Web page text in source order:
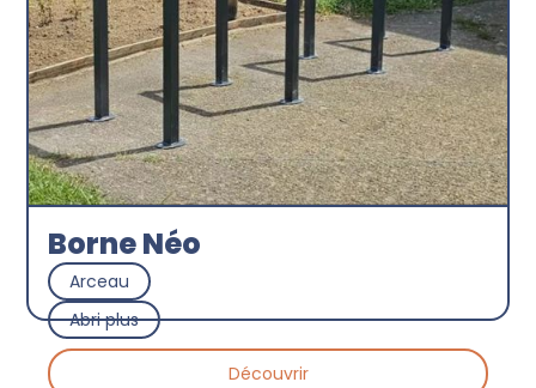
Borne Néo
Arceau
Abri plus
Découvrir